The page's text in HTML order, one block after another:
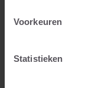
Voorkeuren
Statistieken